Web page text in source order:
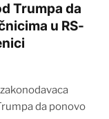
Trumpa da
u RS-
da ponovo